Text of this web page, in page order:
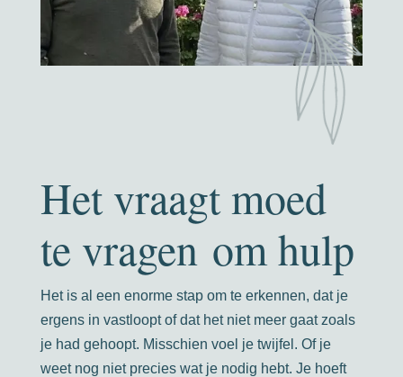
Het vraagt moed
te vragen om hulp
Het is al een enorme stap om te erkennen, dat je
ergens in vastloopt of dat het niet meer gaat zoals
je had gehoopt. Misschien voel je twijfel. Of je
weet nog niet precies wat je nodig hebt. Je hoeft